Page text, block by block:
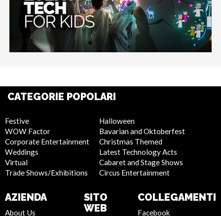
CATEGORIE POPOLARI
Festive
WOW Factor
Corporate Entertainment
Weddings
Virtual
Trade Shows/Exhibitions
Halloween
Bavarian and Oktoberfest
Christmas Themed
Latest Technology Acts
Cabaret and Stage Shows
Circus Entertainment
AZIENDA
About Us
SITO
WEB
COLLEGAMENTI
Facebook